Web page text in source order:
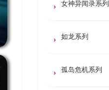
女神异闻录系列
如龙系列
孤岛危机系列